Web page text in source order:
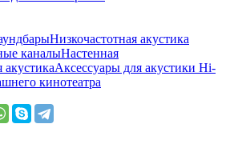
Низкочастотная акустика
каналыНастенная
акустикаАксессуары для акустики Hi-
кинотеатра